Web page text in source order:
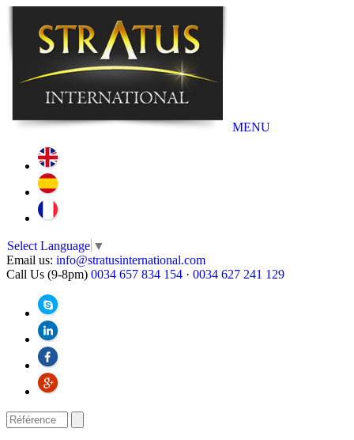
MENU
Select Language ▼
Email us: info@stratusinternational.com
Call Us (9-8pm) 0034 657 834 154 · 0034 627 241 129